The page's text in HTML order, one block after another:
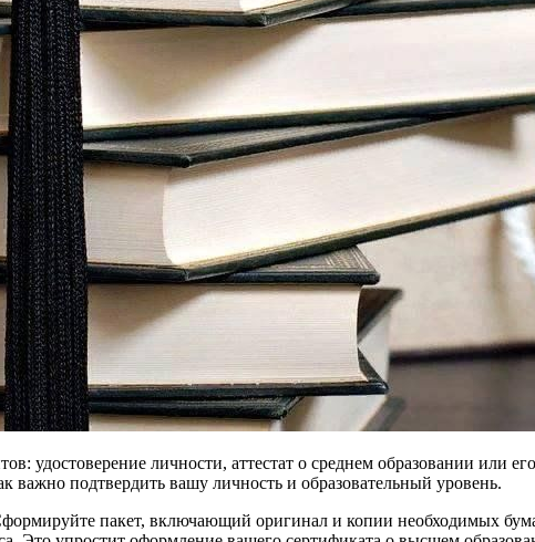
личности, аттестат о среднем образовании или
важно подтвердить вашу личность и образовательный уровень.
пакет, включающий оригинал и копии необходимых